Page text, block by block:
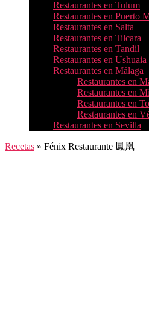
Restaurantes en Tulum
Restaurantes en Puerto
Restaurantes en Salta
Restaurantes en Tilcara
Restaurantes en Tandil
Restaurantes en Ushuaia
Restaurantes en Málaga
Restaurantes en
Restaurantes en
Restaurantes en
Restaurantes en
Restaurantes en Sevilla
Recetas » Fénix Restaurante 鳳凰